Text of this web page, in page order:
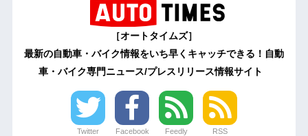
［オートタイムズ］
最新の自動車・バイク情報をいち早くキャッチできる！自動
車・バイク専門ニュース/プレスリリース情報サイト
Twitter Facebook Feedly RSS